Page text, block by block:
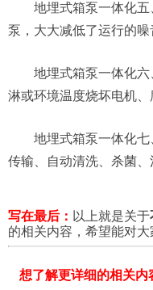
地埋式箱泵一体化
泵，大大减低了运行的噪
地埋式箱泵一体化
淋或环境温度烧坏电机、
地埋式箱泵一体化
传输、自动清洗、杀菌、
写在最后： 以上就是关于
的相关内容，希望能对大
想了解更详细的相关内